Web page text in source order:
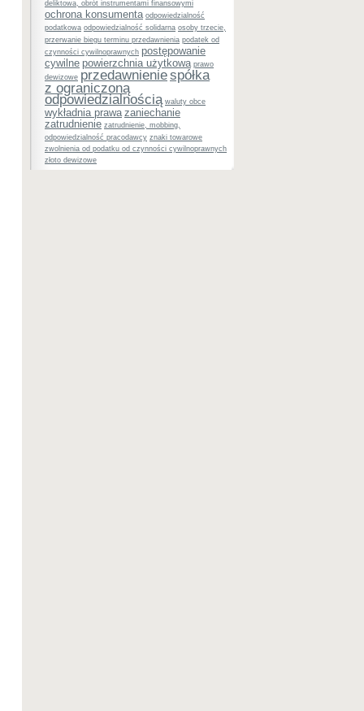
deliktowa, obrót instrumentami finansowymi
ochrona konsumenta odpowiedzialność
podatkowa odpowiedzialność solidarna osoby trzecie,
przerwanie biegu terminu przedawnienia podatek od
czynności cywilnoprawnych postępowanie
cywilne powierzchnia użytkowa prawo
dewizowe przedawnieniespółka
z ograniczoną
odpowiedzialnością waluty obce
wykładnia prawa zaniechanie
zatrudnienie zatrudnienie, mobbing,
odpowiedzialność pracodawcy znaki towarowe
zwolnienia od podatku od czynności cywilnoprawnych
złoto dewizowe